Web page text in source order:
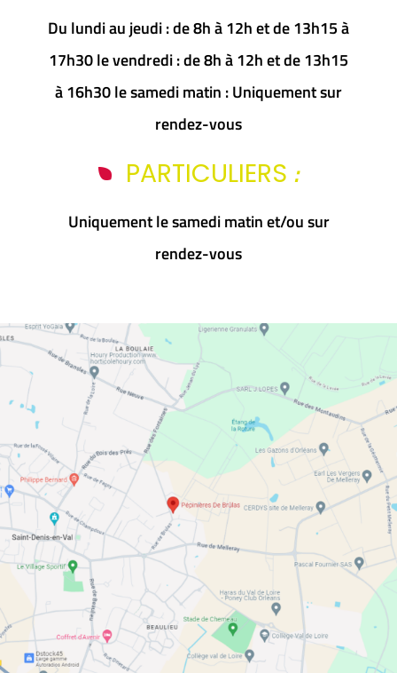
Du lundi au jeudi : de 8h à 12h et de 13h15 à
17h30 le vendredi : de 8h à 12h et de 13h15
à 16h30 le samedi matin : Uniquement sur
rendez-vous
PARTICULIERS :
Uniquement le samedi matin et/ou sur
rendez-vous